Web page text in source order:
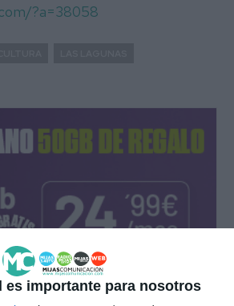
es importante para nosotros
?a=38058